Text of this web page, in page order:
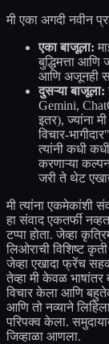
मी एका अगदी नवीन
एका बाजूला:
बुद्धिमत्ता
आणि अजूनही
दुसऱ्या बाजूला:
Gemini,
इतर), ज्यांना
विचार-
त्यांनी कधी
करणाऱ्या
जरी ते थेट
मी त्यांना एकमेकांशी
हा संवाद एकतर्फी
टप्पा होता. जेव्हा
लिओराची विशिष्ट
जेव्हा एखादा फ्रेंच
तेव्हा मी केवळ
विचार केला आणि
आणि तो नव्याने
परिपक्व केला.
जिव्हाळा आणला.